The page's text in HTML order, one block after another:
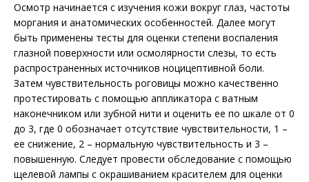
Осмотр начинается с изучения кожи вокруг глаз, частоты
моргания и анатомических особенностей. Далее могут
быть применены тесты для оценки степени воспаления
глазной поверхности или осмолярности слезы, то есть
распространенных источников ноцицептивной боли.
Затем чувствительность роговицы можно качественно
протестировать с помощью аппликатора с ватным
наконечником или зубной нити и оценить ее по шкале от 0
до 3, где 0 обозначает отсутствие чувствительности, 1 –
ее снижение, 2 – нормальную чувствительность и 3 –
повышенную. Следует провести обследование с помощью
щелевой лампы с окрашиванием красителем для оценки